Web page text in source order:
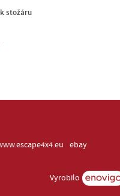
stožáru
ebay
Vyrobilo